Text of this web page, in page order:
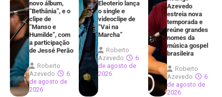
novo álbum,
“Bethânia”, e o
clipe de
“Manso e
Humilde”, com
a participação
de Jessé Perão
Roberto
Azevedo
6
de agosto de
2026
Eleoterio lança
o single e
videoclipe de
“Vai na
Marcha”
Roberto
Azevedo
6
de agosto de
2026
Azevedo
estreia nova
temporada e
reúne grandes
nomes da
música gospel
brasileira
Roberto
Azevedo
6
de agosto de
2026